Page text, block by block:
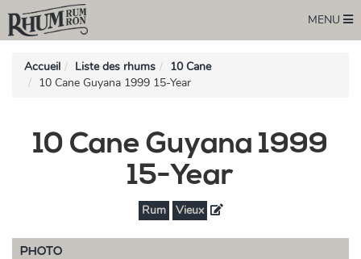
MENU
Accueil Liste des rhums
10 Cane
10 Cane Guyana 1999 15-Year
10 Cane Guyana 1999
15-Year
Rum Vieux
PHOTO